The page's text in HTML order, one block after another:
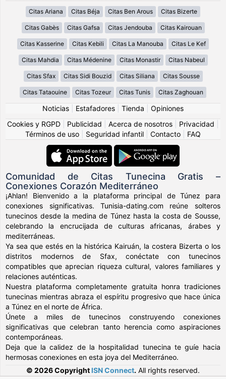
Citas Ariana Citas Béja Citas Ben Arous Citas Bizerte
Citas Gabès Citas Gafsa Citas Jendouba Citas Kairouan
Citas Kasserine Citas Kebili Citas La Manouba Citas Le Kef
Citas Mahdia Citas Médenine Citas Monastir Citas Nabeul
Citas Sfax Citas Sidi Bouzid Citas Siliana Citas Sousse
Citas Tataouine Citas Tozeur Citas Tunis Citas Zaghouan
Noticias Estafadores Tienda
Opiniones
Cookies y RGPD
Publicidad Acerca de nosotros Privacidad
Términos de uso
Seguridad infantil Contacto FAQ
Comunidad de Citas Tunecina Gratis –
Conexiones Corazón Mediterráneo
¡Ahlan! Bienvenido a la plataforma principal de Túnez para
conexiones significativas. Tunisia-dating.com reúne solteros
tunecinos desde la medina de Túnez hasta la costa de Sousse,
celebrando la encrucijada de culturas africanas, árabes y
mediterráneas.
Ya sea que estés en la histórica Kairuán, la costera Bizerta o los
distritos modernos de Sfax, conéctate con tunecinos
compatibles que aprecian riqueza cultural, valores familiares y
relaciones auténticas.
Nuestra plataforma completamente gratuita honra tradiciones
tunecinas mientras abraza el espíritu progresivo que hace única
a Túnez en el norte de África.
Únete a miles de tunecinos construyendo conexiones
significativas que celebran tanto herencia como aspiraciones
contemporáneas.
Deja que la calidez de la hospitalidad tunecina te guíe hacia
hermosas conexiones en esta joya del Mediterráneo.
© 2026 Copyright ISN Connect. All rights reserved.